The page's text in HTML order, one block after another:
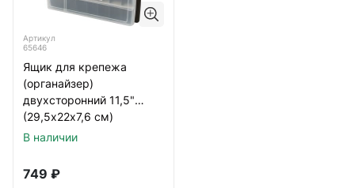
Артикул
65646
Ящик для крепежа
(органайзер)
двухсторонний 11,5"
(29,5х22х7,6 см)
В наличии
749 ₽